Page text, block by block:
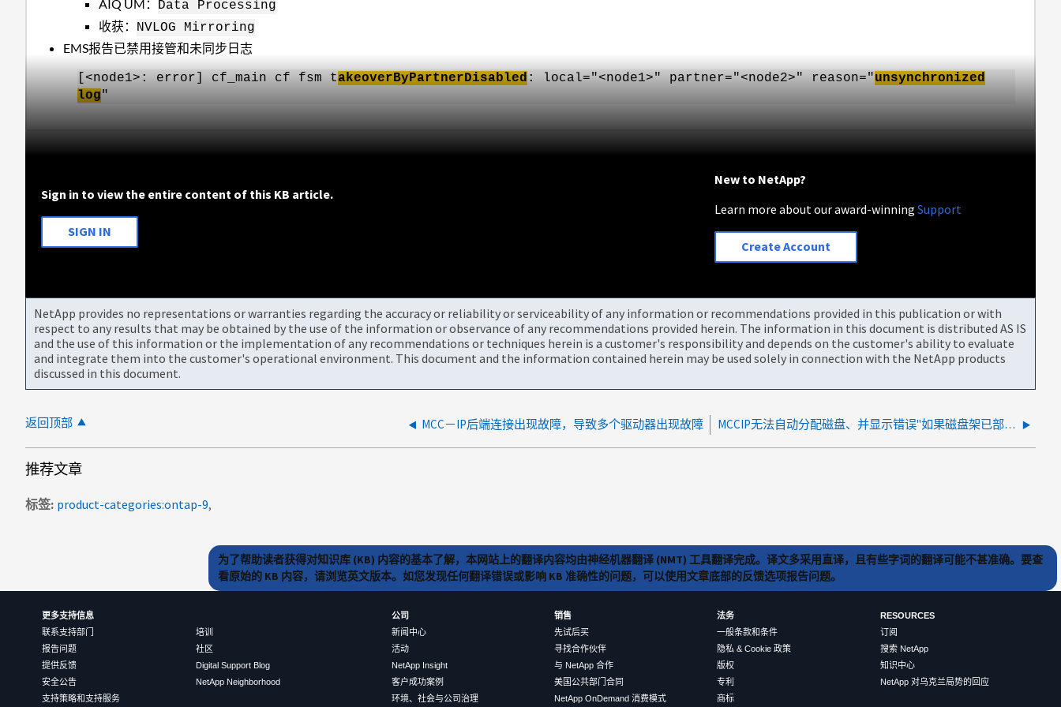
AIQ UM： Data Processing
收获： NVLOG Mirroring
EMS报告已禁用接管和未同步日志
[<node1>: error] cf_main cf fsm takeoverByPartnerDisabled : local="<node1>" partner="<node2>" reason="unsynchronized
log"
Sign in to view the entire content of this KB article.
SIGN IN
New to NetApp?
Learn more about our award-winningSupport
Create Account
NetApp provides no representations or warranties regarding the accuracy or reliability or serviceability of any information or recommendations provided in this publication or with
respect to any results that may be obtained by the use of the information or observance of any recommendations provided herein. The information in this document is distributed AS IS
and the use of this information or the implementation of any recommendations or techniques herein is a customer's responsibility and depends on the customer's ability to evaluate
and integrate them into the customer's operational environment. This document and the information contained herein may be used solely in connection with the NetApp products
discussed in this document.
返回顶部 MCC－IP后端连接出现故障，导致多个驱动器出现故障 MCCIP无法自动分配磁盘、并显示错误"如果磁盘架已部分填充"
推荐文章
标签 product-categories:ontap-9
为了帮助读者获得对知识库 (KB) 内容的基本了解，本网站上的翻译内容均由神经机器翻译 (NMT) 工具翻译完成。译文多采用直译，且有些字词的翻译可能不甚准确。要查
看原始的 KB 内容，请浏览英文版本。如您发现任何翻译错误或影响 KB 准确性的问题，可以使用文章底部的反馈选项报告问题。
更多支持信息
联系支持部门
报告问题
提供反馈
安全公告
支持策略和支持服务
培训
社区
Digital Support Blog
NetApp Neighborhood
公司
新闻中心
活动
NetApp Insight
客户成功案例
环境、社会与公司治理
销售
先试后买
寻找合作伙伴
与 NetApp 合作
美国公共部门合同
NetApp OnDemand 消费模式
法务
一般条款和条件
隐私 & Cookie 政策
版权
专利
商标
RESOURCES
订阅
搜索 NetApp
知识中心
NetApp 对乌克兰局势的回应